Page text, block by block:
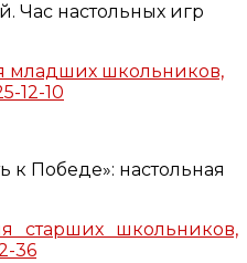
Час настольных игр
младших школьников,
12-10
к Победе»: настольная
старших школьников,
36